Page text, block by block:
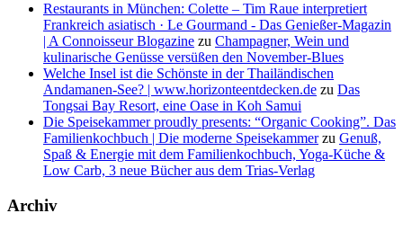
Restaurants in München: Colette – Tim Raue interpretiert
Frankreich asiatisch · Le Gourmand - Das Genießer-Magazin
| A Connoisseur Blogazine zu Champagner, Wein und
kulinarische Genüsse versüßen den November-Blues
Welche Insel ist die Schönste in der Thailändischen
Andamanen-See? | www.horizonteentdecken.de zu Das
Tongsai Bay Resort, eine Oase in Koh Samui
Die Speisekammer proudly presents: “Organic Cooking”. Das
Familienkochbuch | Die moderne Speisekammerzu Genuß,
Spaß & Energie mit dem Familienkochbuch, Yoga-Küche &
Low Carb, 3 neue Bücher aus dem Trias-Verlag
Archiv